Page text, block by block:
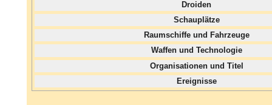
Droiden
Schauplätze
Raumschiffe und Fahrzeuge
Waffen und Technologie
Organisationen und Titel
Ereignisse